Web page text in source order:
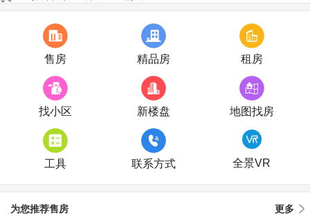
房产直播
售房 精品房 租房
找小区 新楼盘 地图找房
工具 联系方式 全景VR
为您推荐售房 更多